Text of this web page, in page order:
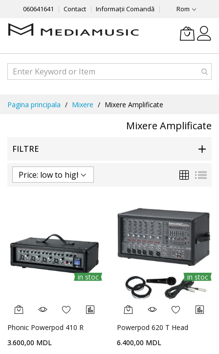
060641641 Contact Informații Comandă Rom
Pagina principala Mixere Mixere Amplificate
Mixere Amplificate
FILTRE
Grila
in stoc
Phonic Powerpod 410 R
3.600,00 MDL
in stoc
Powerpod 620 T Head
6.400,00 MDL